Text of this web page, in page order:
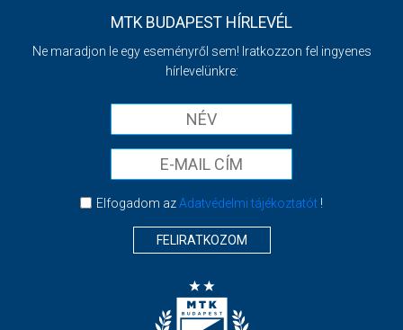
MTK BUDAPEST HÍRLEVÉL
Ne maradjon le egy eseményről sem! Iratkozzon fel ingyenes
hírlevelünkre:
Elfogadom azAdatvédelmi tájékoztatót!
FELIRATKOZOM